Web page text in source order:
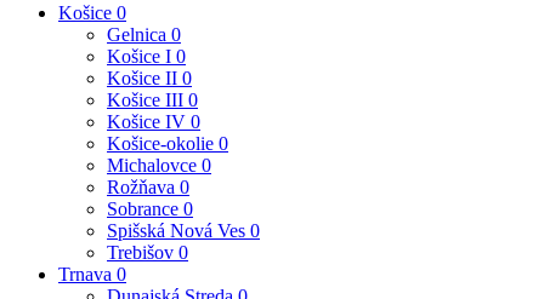
Košice 0
Gelnica 0
Košice I 0
Košice II 0
Košice III 0
Košice IV 0
Košice-okolie 0
Michalovce 0
Rožňava 0
Sobrance 0
Spišská Nová Ves 0
Trebišov 0
Trnava 0